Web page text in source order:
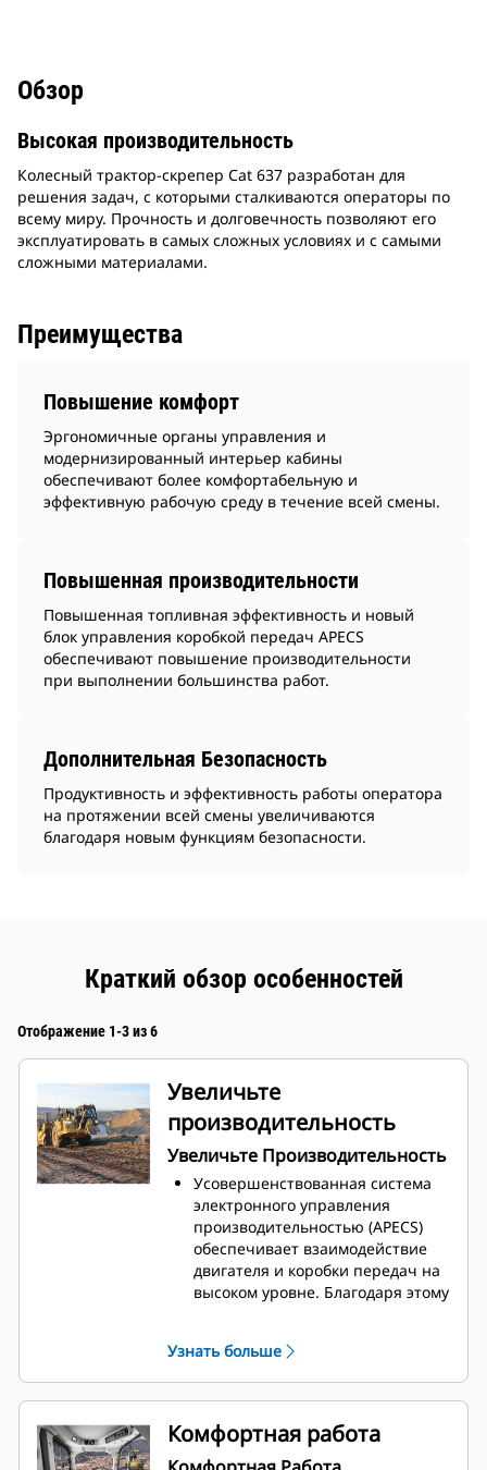
Обзор
Высокая производительность
Колесный трактор-скрепер Cat 637 разработан для
решения задач, с которыми сталкиваются операторы по
всему миру. Прочность и долговечность позволяют его
эксплуатировать в самых сложных условиях и с самыми
сложными материалами.
Преимущества
Повышение комфорт
Эргономичные органы управления и
модернизированный интерьер кабины
обеспечивают более комфортабельную и
эффективную рабочую среду в течение всей смены.
Повышенная производительности
Повышенная топливная эффективность и новый
блок управления коробкой передач APECS
обеспечивают повышение производительности
при выполнении большинства работ.
Дополнительная Безопасность
Продуктивность и эффективность работы оператора
на протяжении всей смены увеличиваются
благодаря новым функциям безопасности.
Краткий обзор особенностей
Отображение 1-3 из 6
Увеличьте
производительность
Увеличьте Производительность
Усовершенствованная система
электронного управления
производительностью (APECS)
обеспечивает взаимодействие
двигателя и коробки передач на
высоком уровне. Благодаря этому
эффективнее используются
машиной. В конечном итоге
перемещается больше
материала.
Задайте необходимую
Узнать больше
Комфортная работа